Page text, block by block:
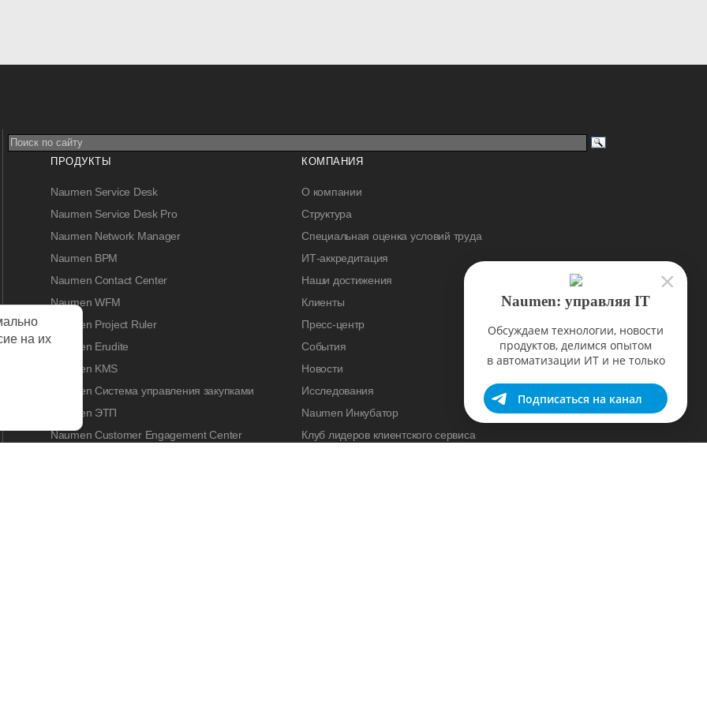
ПРОДУКТЫ
Naumen Service Desk
Naumen Service Desk Pro
Naumen Network Manager
Naumen BPM
Naumen Contact Center
Naumen WFM
Naumen Project Ruler
Naumen Erudite
Naumen KMS
Naumen Система управления закупками
Naumen ЭТП
Naumen Customer Engagement Center
КОМПАНИЯ
О компании
Структура
Специальная оценка условий труда
ИТ-аккредитация
Наши достижения
Клиенты
Пресс-центр
События
Новости
Исследования
Naumen Инкубатор
Клуб лидеров клиентского сервиса
на их
Naumen: управляя IT
Обсуждаем технологии, новости
продуктов, делимся опытом
в автоматизации ИТ и не только
Подписаться на канал